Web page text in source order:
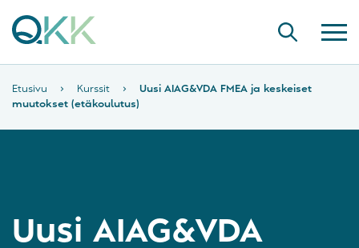
Etusivu › Kurssit ›
Uusi AIAG&VDA FMEA ja keskeiset
muutokset (etäkoulutus)
Uusi AIAG&VDA